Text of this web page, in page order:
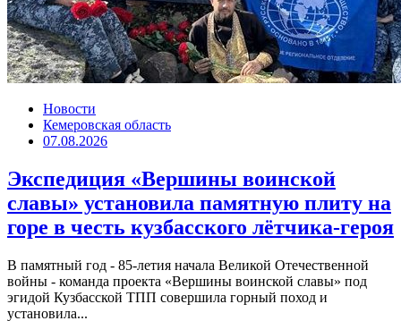
Новости
Кемеровская область
07.08.2026
Экспедиция «Вершины воинской
славы» установила памятную плиту на
горе в честь кузбасского лётчика-героя
В памятный год - 85-летия начала Великой Отечественной
войны - команда проекта «Вершины воинской славы» под
эгидой Кузбасской ТПП совершила горный поход и
установила...